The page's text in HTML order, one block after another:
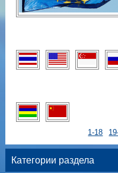
1-18
Категории раздела